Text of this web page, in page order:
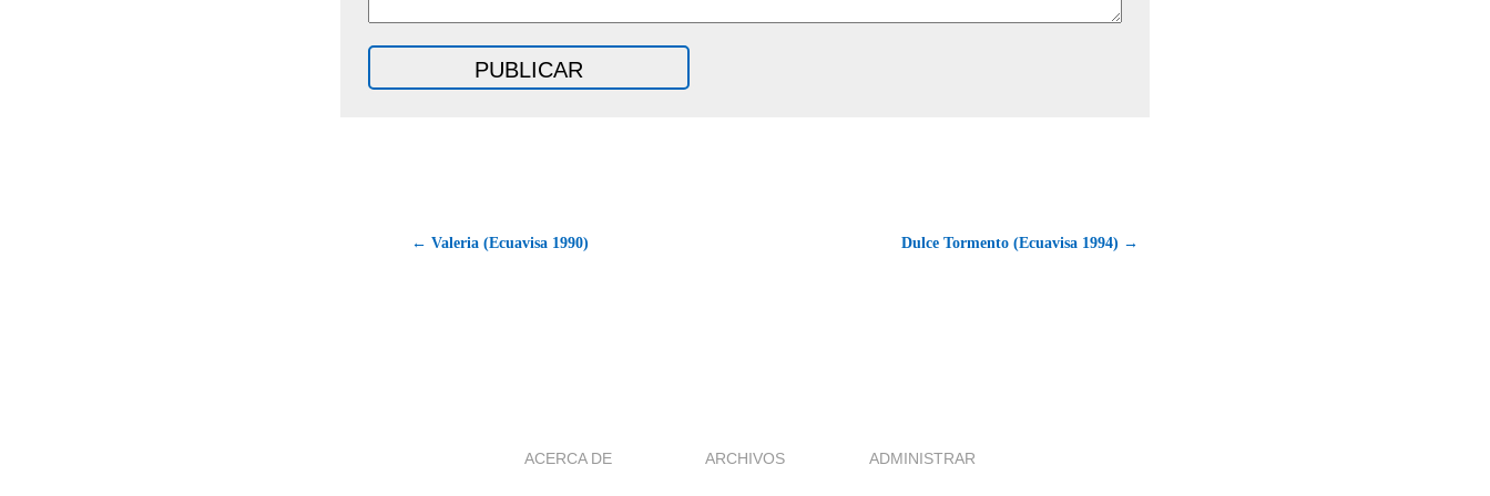
← Valeria (Ecuavisa 1990) Dulce Tormento (Ecuavisa 1994) →
ACERCA DE ARCHIVOS ADMINISTRAR